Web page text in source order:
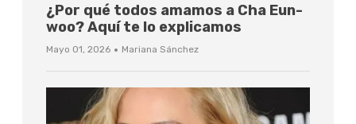
¿Por qué todos amamos a Cha Eun-
woo? Aquí te lo explicamos
Mayo 01, 2026 · Mariana Sánchez